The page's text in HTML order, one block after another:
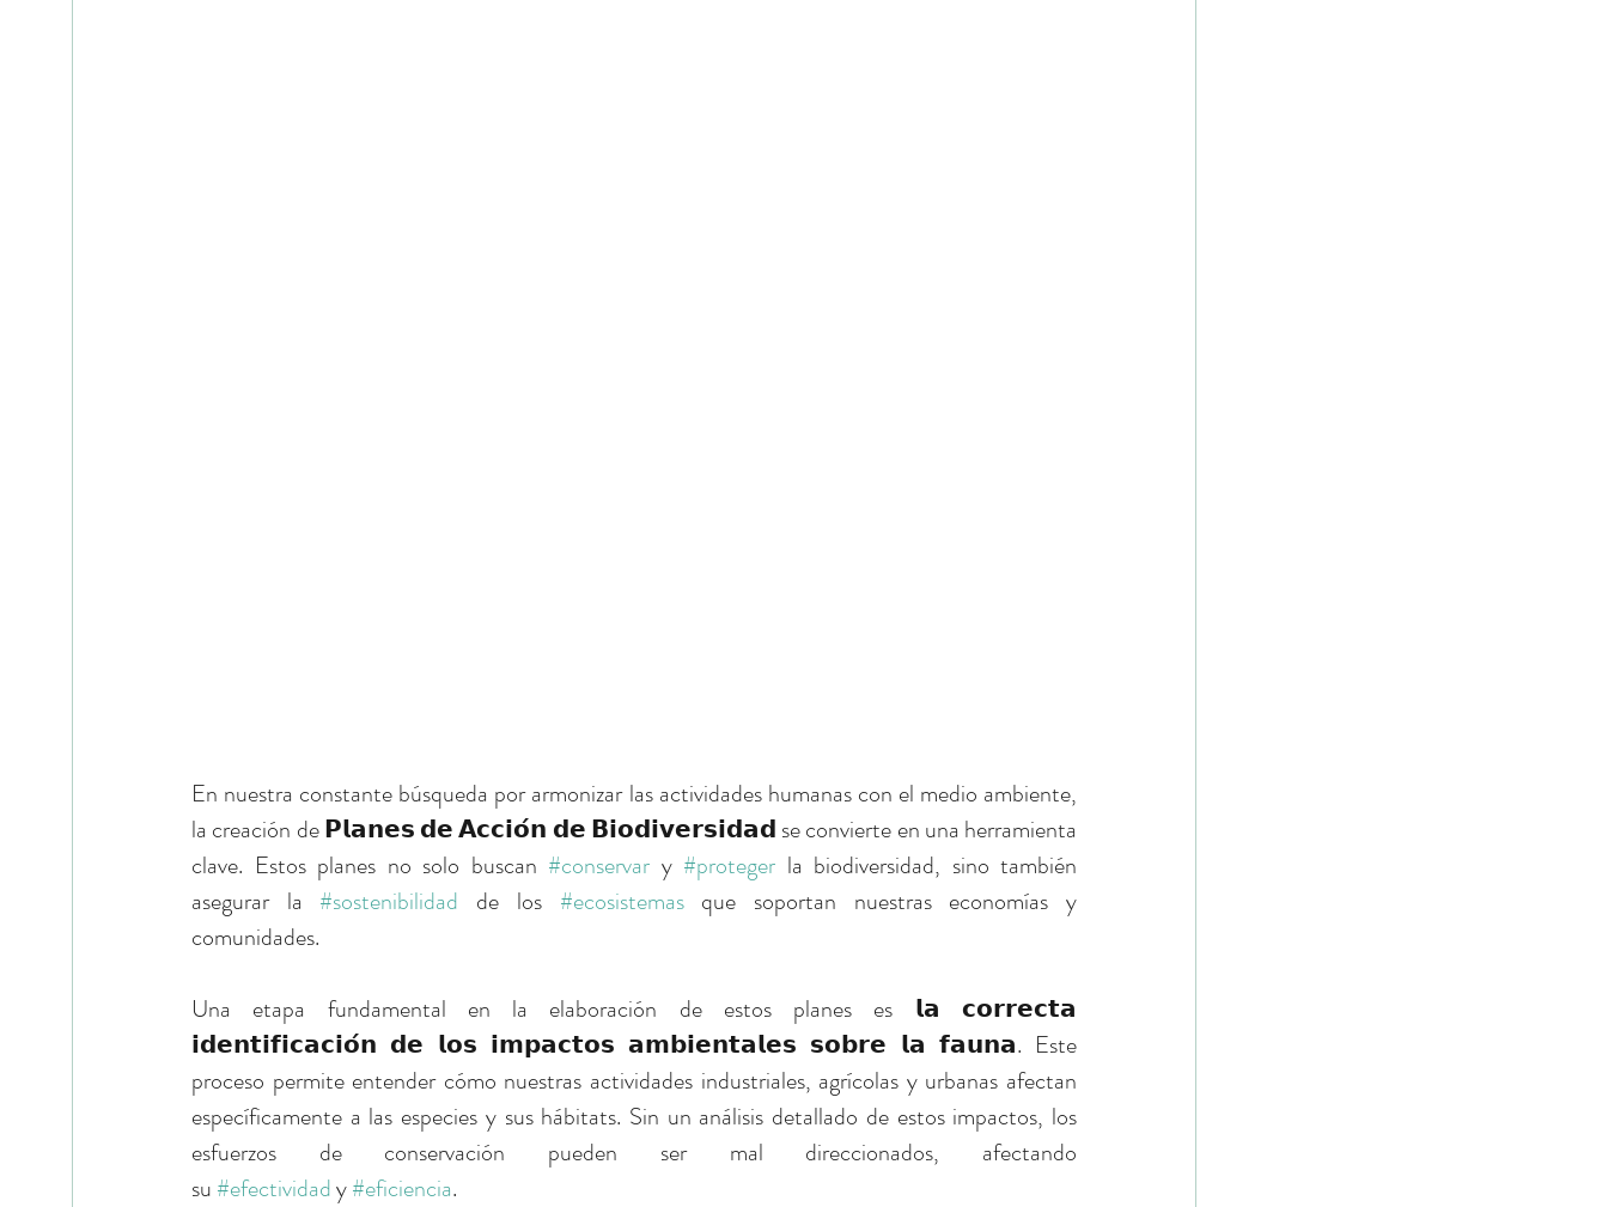
En nuestra constante búsqueda por armonizar las actividades humanas con el medio ambiente,
la creación de 𝗣𝗹𝗮𝗻𝗲𝘀 𝗱𝗲 𝗔𝗰𝗰𝗶𝗼́𝗻 𝗱𝗲 𝗕𝗶𝗼𝗱𝗶𝘃𝗲𝗿𝘀𝗶𝗱𝗮𝗱 se convierte en una herramienta
clave. Estos planes no solo buscan #conservar y #proteger la biodiversidad, sino también
asegurar la #sostenibilidad de los #ecosistemas que soportan nuestras economías y
comunidades.
Una etapa fundamental en la elaboración de estos planes es 𝗹𝗮 𝗰𝗼𝗿𝗿𝗲𝗰𝘁𝗮
𝗶𝗱𝗲𝗻𝘁𝗶𝗳𝗶𝗰𝗮𝗰𝗶𝗼́𝗻 𝗱𝗲 𝗹𝗼𝘀 𝗶𝗺𝗽𝗮𝗰𝘁𝗼𝘀 𝗮𝗺𝗯𝗶𝗲𝗻𝘁𝗮𝗹𝗲𝘀 𝘀𝗼𝗯𝗿𝗲 𝗹𝗮 𝗳𝗮𝘂𝗻𝗮. Este
proceso permite entender cómo nuestras actividades industriales, agrícolas y urbanas afectan
específicamente a las especies y sus hábitats. Sin un análisis detallado de estos impactos, los
esfuerzos de conservación pueden ser mal direccionados, afectando
su #efectividad y #eficiencia.